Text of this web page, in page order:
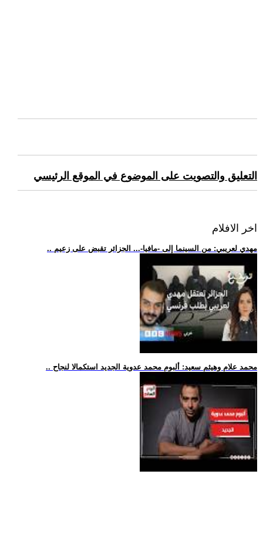
التعليق والتصويت على الموضوع في الموقع الرئيسي
اخر الافلام
.. مهدي لعريبي: من السينما إلى -مافيا-... الجزائر تقبض على زعيم
.. محمد علام وهيثم سعيد: ألبوم محمد عدوية الجديد استكمالا لنجاح